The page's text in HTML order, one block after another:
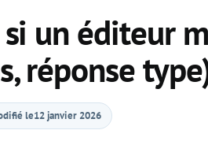
un éditeur
réponse
le12 janvier 2026